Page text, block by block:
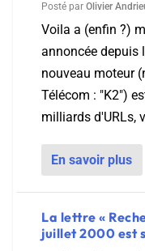
Posté par Olivier
Voila a (enfin ?)
annoncée depuis
nouveau moteur
Télécom : "K2")
milliards d'URLs,
En savoir plus
La lettre «
juillet 2000 est